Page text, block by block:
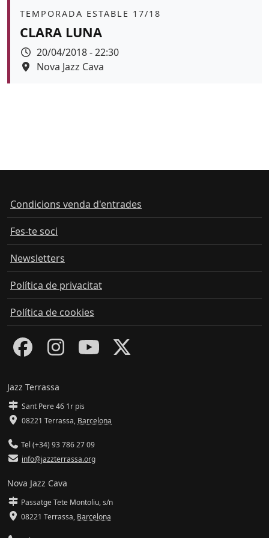
Àmbit
TEMPORADA ESTABLE 17/18
CLARA LUNA
Data
20/04/2018 - 22:30
Espai
Nova Jazz Cava
Condicions venda d'entrades
Fes-te soci
Newsletters
Política de privacitat
Política de cookies
Jazz Terrassa
Sant Pere 46 1r pis
08221 Terrassa, Barcelona
Tel (+34) 93 786 27 09
info@jazzterrassa.org
Nova Jazz Cava
Passatge Tete Montoliu, s/n
08221 Terrassa, Barcelona